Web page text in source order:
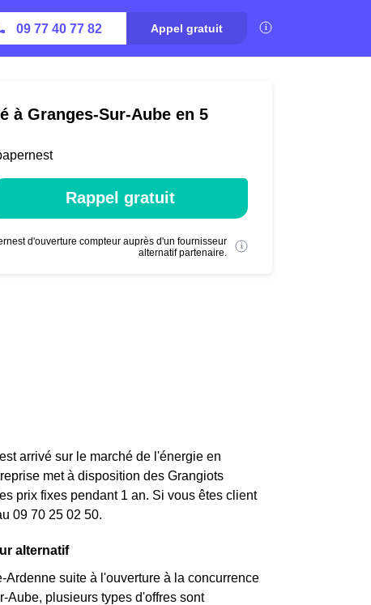
09 77 40 77 82 Appel gratuit
à Granges-Sur-Aube en 5
Rappel gratuit
d'ouverture compteur auprès d'un fournisseur
alternatif partenaire.
arrivé sur le marché de l'énergie en
met à disposition des Grangiots
prix fixes pendant 1 an. Si vous êtes client
09 70 25 02 50.
alternatif
suite à l'ouverture à la concurrence
Aube, plusieurs types d'offres sont